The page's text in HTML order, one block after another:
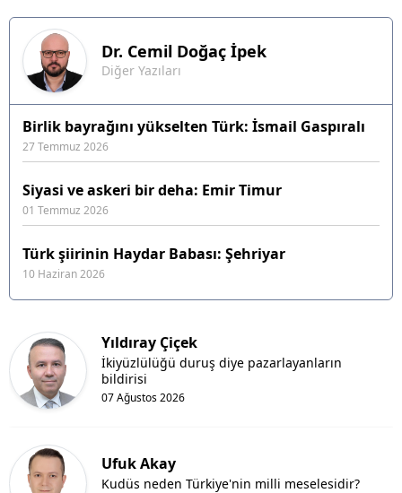
Dr. Cemil Doğaç İpek
Diğer Yazıları
Birlik bayrağını yükselten Türk: İsmail Gaspıralı
27 Temmuz 2026
Siyasi ve askeri bir deha: Emir Timur
01 Temmuz 2026
Türk şiirinin Haydar Babası: Şehriyar
10 Haziran 2026
Yıldıray Çiçek
07 Ağustos 2026
İkiyüzlülüğü duruş diye pazarlayanların
bildirisi
Ufuk Akay
Kudüs neden Türkiye'nin milli meselesidir?